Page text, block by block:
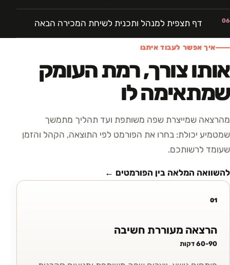
06 דף תצפית למנהל ותכנית לשיחת המכירה הבאה
איך אפשר לעבוד איתנו
אותו צורך, רמת העומק
שמתאימה לו
מהרצאה שמייצרת שפה משותפת ועד תהליך מתמשך
שמטמיע יכולת: בחרו את הפורמט לפי התוצאה, הקהל והזמן
שעומד לרשותכם.
להשוואה המלאה בין הפורמטים ←
01
הרצאה מעוררת חשיבה
60-90 דקות